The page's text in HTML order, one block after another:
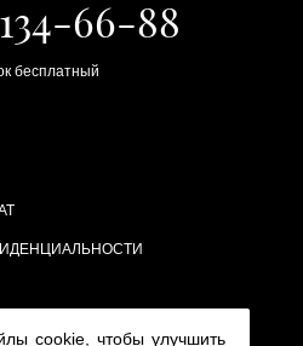
66-88
бесплатный
cookie, чтобы улучшить